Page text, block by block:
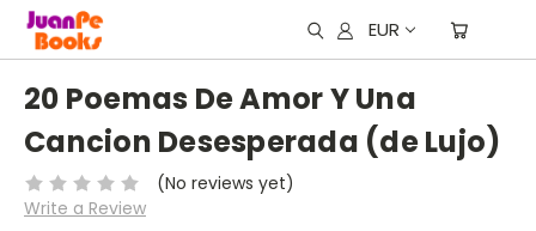
EUR
20 Poemas De Amor Y Una
Cancion Desesperada (de Lujo)
(No reviews yet)
Write a Review